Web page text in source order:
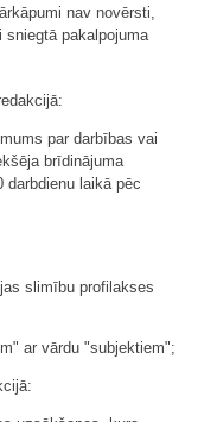
nav novērsti,
pakalpojuma
par darbības vai
brīdinājuma
laikā pēc
slimību profilakses
ar vārdu "subjektiem";